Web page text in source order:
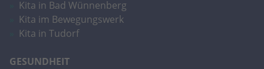
Kita in Bad Wünnenberg
Kita im Bewegungswerk
Kita in Tudorf
GESUNDHEIT
Anbieter Google Analytics
Laufzeit